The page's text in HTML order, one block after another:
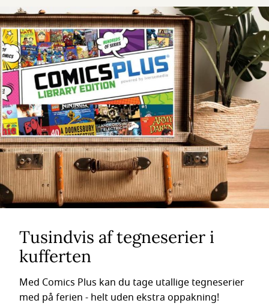
Tusindvis af tegneserier i
kufferten
Med Comics Plus kan du tage utallige tegneserier
med på ferien - helt uden ekstra oppakning!